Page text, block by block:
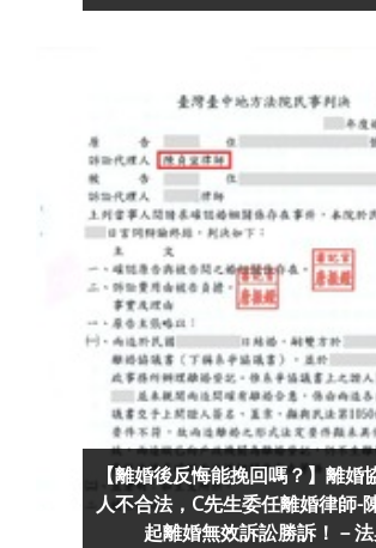
【離婚後反悔能挽回嗎？】離婚
人不合法，C先生委任離婚律師-
起離婚無效訴訟勝訴！－